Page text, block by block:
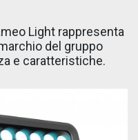
Light rappresenta
del gruppo
e caratteristiche.